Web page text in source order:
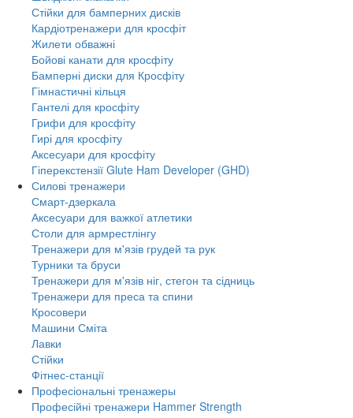
Стійки для бамперних дисків
Кардіотренажери для кросфіт
Жилети обважні
Бойові канати для кросфіту
Бамперні диски для Кросфіту
Гімнастичні кільця
Гантелі для кросфіту
Грифи для кросфіту
Гирі для кросфіту
Аксесуари для кросфіту
Гіперекстензії Glute Ham Developer (GHD)
Силові тренажери
Смарт-дзеркала
Аксесуари для важкої атлетики
Столи для армрестлінгу
Тренажери для м'язів грудей та рук
Турники та бруси
Тренажери для м'язів ніг, стегон та сідниць
Тренажери для преса та спини
Кросовери
Машини Сміта
Лавки
Стійки
Фітнес-станції
Професіональні тренажеры
Професійні тренажери Hammer Strength